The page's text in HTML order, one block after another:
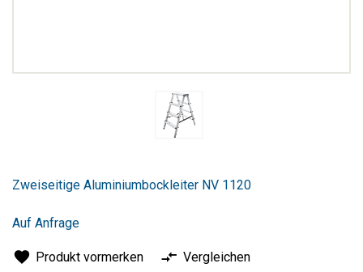
der
springen
Zweiseitige Aluminiumbockleiter NV 1120
Auf Anfrage
Produkt vormerken
Vergleichen